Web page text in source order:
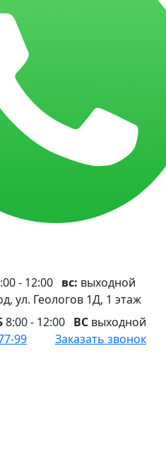
- 12:00 вс: выходной
ул. Геологов 1Д, 1 этаж
8:00 - 12:00 ВС выходной
99
Заказать звонок